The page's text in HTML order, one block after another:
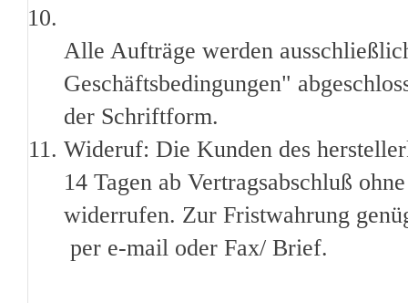
Alle Aufträge werden
Geschäftsbedingungen"
der Schriftform.
Wideruf: Die Kunden des
14 Tagen ab Vertragsabschluß
widerrufen. Zur Fristwahrung
per e-mail oder Fax/ Brief.